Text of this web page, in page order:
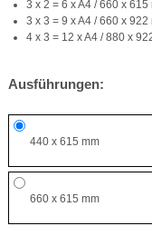
3 x 2 = 6 x A4 / 660 x
3 x 3 = 9 x A4 / 660 x
4 x 3 = 12 x A4 / 880 x
Ausführungen:
440 x 615 mm
660 x 615 mm